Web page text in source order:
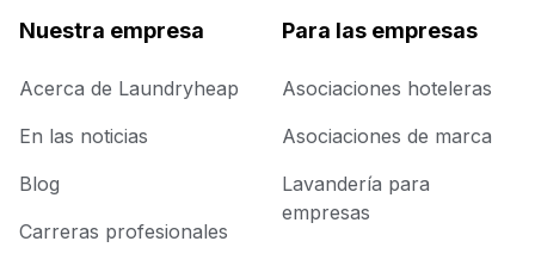
Nuestra empresa
Acerca de Laundryheap
En las noticias
Blog
Carreras profesionales
Para las empresas
Asociaciones hoteleras
Asociaciones de marca
Lavandería para
empresas